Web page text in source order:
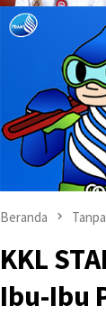
Beranda
KKL
Ibu-Ibu